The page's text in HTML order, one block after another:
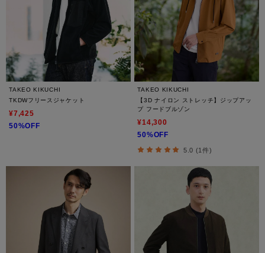
TAKEO KIKUCHI
TKDWフリースジャケット
¥7,425
50%OFF
TAKEO KIKUCHI
【3D ナイロン ストレッチ】ジップアッ
プ フードブルゾン
¥14,300
50%OFF
5.0 (1件)